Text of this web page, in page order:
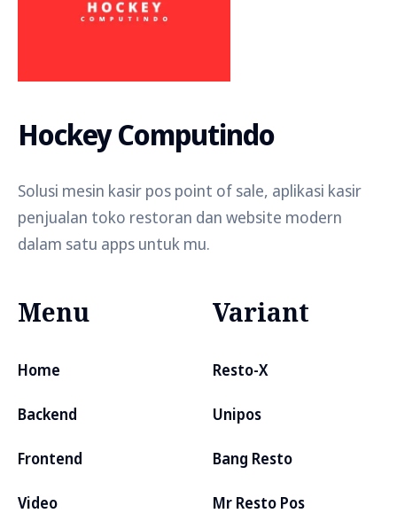
Hockey Computindo
Solusi mesin kasir pos point of sale, aplikasi kasir
penjualan toko restoran dan website modern
dalam satu apps untuk mu.
Menu
Home
Backend
Frontend
Video
Variant
Resto-X
Unipos
Bang Resto
Mr Resto Pos